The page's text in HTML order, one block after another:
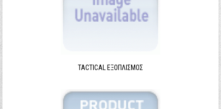
TACTICAL ΕΞΟΠΛΙΣΜΌΣ